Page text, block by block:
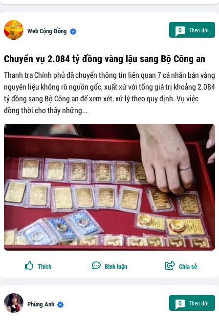
Web Cộng Đồng 0 Theo dõi
Chuyển vụ 2.084 tỷ đồng vàng lậu sang Bộ Công an
Thanh tra Chính phủ đã chuyển thông tin liên quan 7 cá nhân bán vàng
nguyên liệu không rõ nguồn gốc, xuất xứ với tổng giá trị khoảng 2.084
tỷ đồng sang Bộ Công an để xem xét, xử lý theo quy định. Vụ việc
đồng thời cho thấy những...
Thích Bình luận Chia sẻ
Phùng Anh 0 Theo dõi